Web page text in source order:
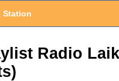
Station
Radio